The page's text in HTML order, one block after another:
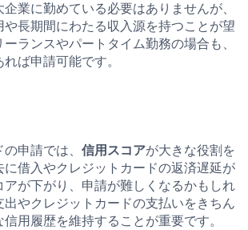
業に勤めている必要はありませんが、
や長期間にわたる収入源を持つことが望
ランスやパートタイム勤務の場合も、
ば申請可能です。
申請では、 信用スコアが大きな役割を
に借入やクレジットカードの返済遅延が
アが下がり、申請が難しくなるかもしれ
出やクレジットカードの支払いをきちん
用履歴を維持することが重要です。